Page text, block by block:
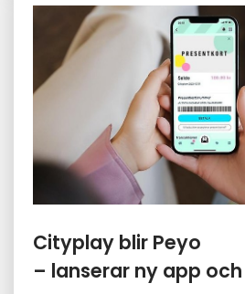
Cityplay blir Peyo
– lanserar ny app